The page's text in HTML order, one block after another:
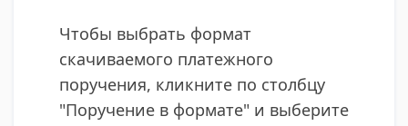
Чтобы выбрать формат
скачиваемого платежного
поручения, кликните по столбцу
"Поручение в формате" и выберите